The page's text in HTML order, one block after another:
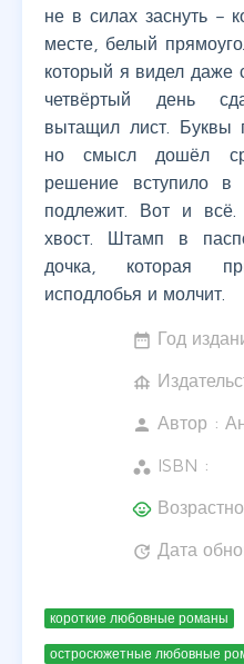
не в силах заснуть –
месте, белый
который я видел даже
четвёртый день
вытащил лист. Буквы
но смысл дошёл
решение вступило
подлежит. Вот и
хвост. Штамп в
дочка, которая
исподлобья и молчит.
date_range Год
foundation
person Автор :
workspaces ISBN :
child_care
update Дата
короткие любовные романы
остросюжетные любовные